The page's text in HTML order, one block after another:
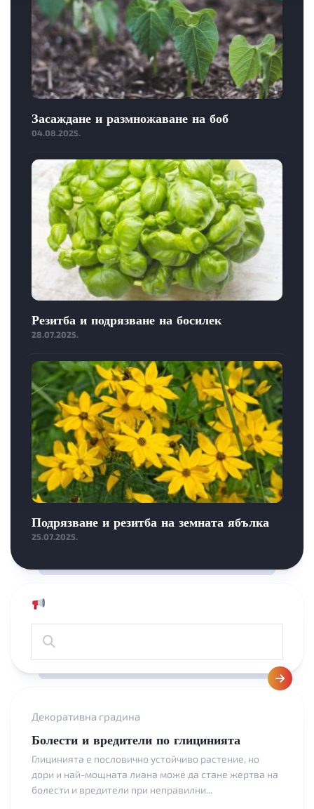
Засаждане и размножаване на боб
04.08.2025.
Резитба и подрязване на босилек
28.07.2025.
Подрязване и резитба на земната ябълка
25.07.2025.
Декоративна градина
Болести и вредители по глицинията
Глицинията е пословично устойчиво растение, но
дори и най-мощната лиана може да стане жертва на
болести и вредители при неправилни...